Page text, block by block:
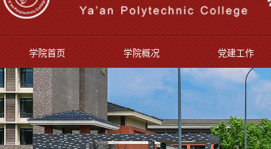
学院首页 学院概况 党建工作